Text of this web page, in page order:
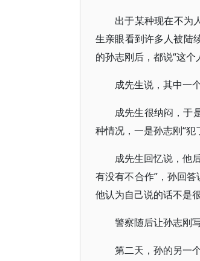
出于某种现在不为
生亲眼看到许多人被陆
的孙志刚后，都说“这个
成先生说，其中一
成先生很纳闷，于
种情况，一是孙志刚“犯
成先生回忆说，他
有没有不合作”，孙回
他认为自己说的话不是很
警察随后让孙志刚
第二天，孙的另一